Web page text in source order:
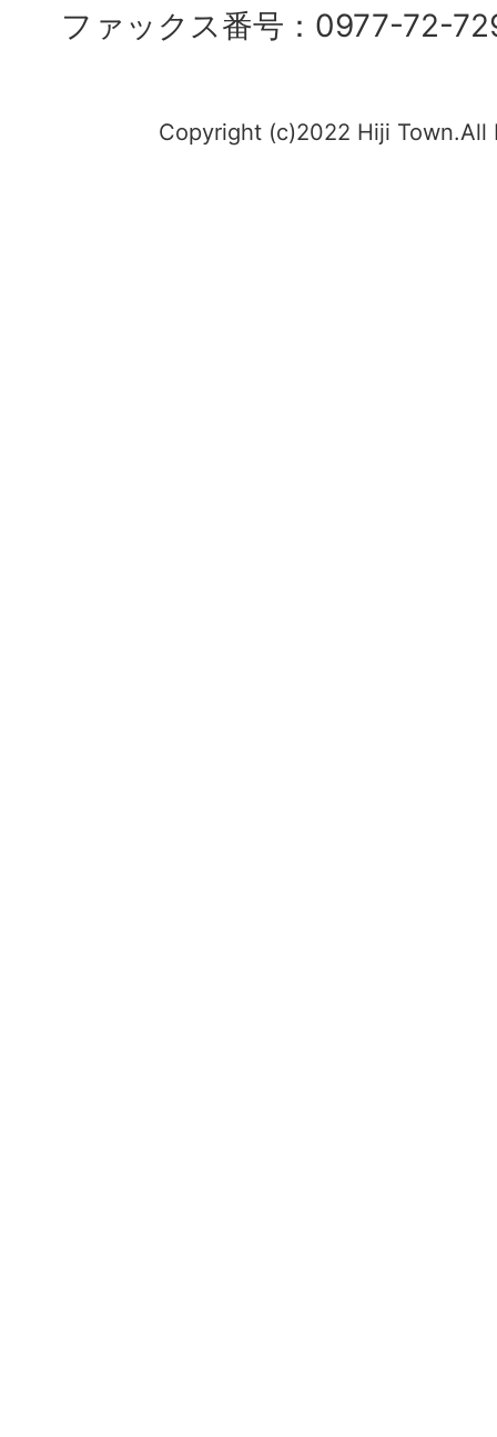
ファックス番号：0977-72-
Copyright (c)2022 Hiji Town.All